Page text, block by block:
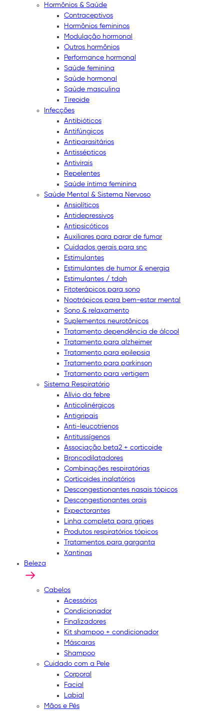
Hormônios & Saúde
Contraceptivos
Hormônios femininos
Modulação hormonal
Outros hormônios
Performance hormonal
Saúde feminina
Saúde hormonal
Saúde masculina
Tireoide
Infecções
Antibióticos
Antifúngicos
Antiparasitários
Antissépticos
Antivirais
Repelentes
Saúde íntima feminina
Saúde Mental & Sistema Nervoso
Ansiolíticos
Antidepressivos
Antipsicóticos
Auxiliares para parar de fumar
Cuidados gerais para snc
Estimulantes
Estimulantes de humor & energia
Estimulantes / tdah
Fitoterápicos para sono
Nootrópicos para bem-estar mental
Sono & relaxamento
Suplementos neurotônicos
Tratamento dependência de álcool
Tratamento para alzheimer
Tratamento para epilepsia
Tratamento para parkinson
Tratamento para vertigem
Sistema Respiratório
Alívio da febre
Anticolinérgicos
Antigripais
Anti-leucotrienos
Antitussígenos
Associação beta2 + corticoide
Broncodilatadores
Combinações respiratórias
Corticoides inalatórios
Descongestionantes nasais tópicos
Descongestionantes orais
Expectorantes
Linha completa para gripes
Produtos respiratórios tópicos
Tratamentos para garganta
Xantinas
Beleza
Cabelos
Acessórios
Condicionador
Finalizadores
Kit shampoo + condicionador
Máscaras
Shampoo
Cuidado com a Pele
Corporal
Facial
Labial
Mãos e Pés